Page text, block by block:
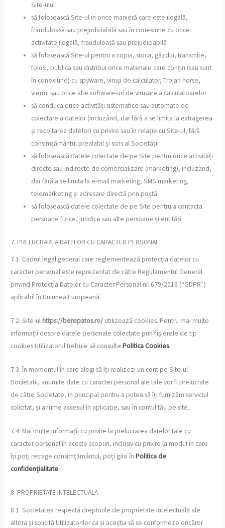
Site-ului
să folosească Site-ul in orice manieră care este ilegală,
frauduloasă sau prejudiciabilă sau în conexiune cu orice
activitate ilegală, frauduloasă sau prejudiciabilă
să folosească Site-ul pentru a copia, stoca, găzdui, transmite,
folosi, publica sau distribui orice materiale care conțin (sau sunt
în conexiune) cu spyware, viruși de calculator, Trojan horse,
viermi sau orice alte software-uri de virusare a calculatoarelor
să conduca orice activități sistematice sau automate de
colectare a datelor (incluzând, dar fără a se limita la extragerea
și recoltarea datelor) cu privire sau în relație cu Site-ul, fără
consimțământul prealabil și scris al Societății
să folosească datele colectate de pe Site pentru orice activități
directe sau indirecte de comercializare (marketing), incluzand,
dar fără a se limita la e-mail marketing, SMS marketing,
telemarketing și adresare directă prin poștă
să folosească datele colectate de pe Site pentru a contacta
persoane fizice, juridice sau alte persoane și entități
7. PRELUCRAREA DATELOR CU CARACTER PERSONAL
7.1. Cadrul legal general care reglementează protecția datelor cu
caracter personal este reprezentat de către Regulamentul General
privind Protecția Datelor cu Caracter Personal nr. 679/2016 (“GDPR”)
aplicabil în Uniunea Europeană.
7.2. Site-ul https://berepatos.ro/ utilizează cookies. Pentru mai multe
informații despre datele personale colectate prin fîșierele de tip
cookies Utilizatorul trebuie să consultePolitica Cookies.
7.3. În momentul în care alegi să îți realizezi un cont pe Site-ul
Societatii, anumite date cu caracter personal ale tale vor fi prelucrate
de către Societate, în principal pentru a putea să îți furnizăm serviciul
solicitat, și anume accesul în aplicație, sau în contul tău pe site.
7.4. Mai multe informații cu privire la prelucrarea datelor tale cu
caracter personal în aceste scopuri, inclusiv cu privire la modul în care
îți poți retrage consimțământul, poți găsi înPolitica de
confidențialitate.
8. PROPRIETATE INTELECTUALA
8.1. Societatea respectă drepturile de proprietate intelectuală ale
altora și solicită Utilizatorilor ca și aceștia să se conformeze oricăror